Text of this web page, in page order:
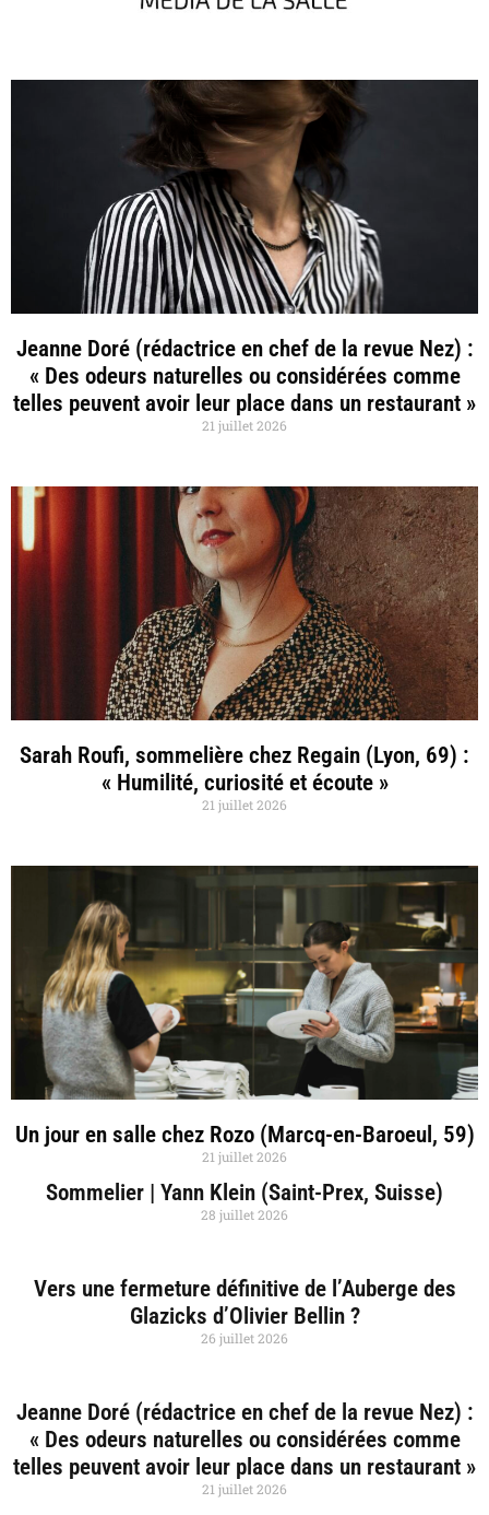
Jeanne Doré (rédactrice en chef de la revue Nez) :
« Des odeurs naturelles ou considérées comme
telles peuvent avoir leur place dans un restaurant »
21 juillet 2026
Sarah Roufi, sommelière chez Regain (Lyon, 69) :
« Humilité, curiosité et écoute »
21 juillet 2026
Un jour en salle chez Rozo (Marcq-en-Baroeul, 59)
21 juillet 2026
Sommelier | Yann Klein (Saint-Prex, Suisse)
28 juillet 2026
Vers une fermeture définitive de l’Auberge des
Glazicks d’Olivier Bellin ?
26 juillet 2026
Jeanne Doré (rédactrice en chef de la revue Nez) :
« Des odeurs naturelles ou considérées comme
telles peuvent avoir leur place dans un restaurant »
21 juillet 2026